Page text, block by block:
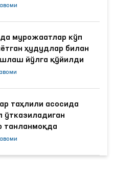
мурожаатлар кўп
ҳудудлар билан
йўлга қўйилди
таҳлили асосида
ўтказиладиган
танланмоқда